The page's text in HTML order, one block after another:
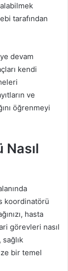
tarafından
devam
kendi
ve
öğrenmeyi
koordinatörü
hasta
görevleri nasıl
bir temel